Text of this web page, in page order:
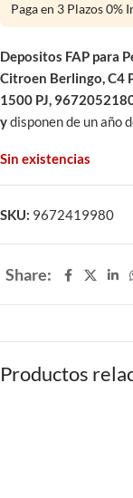
Paga en 3 Plazos 0%
Depositos FAP para
Citroen Berlingo, C4
1500 PJ,
ydisponen de un año
Sin existencias
SKU: 9672419980
Share:
Productos